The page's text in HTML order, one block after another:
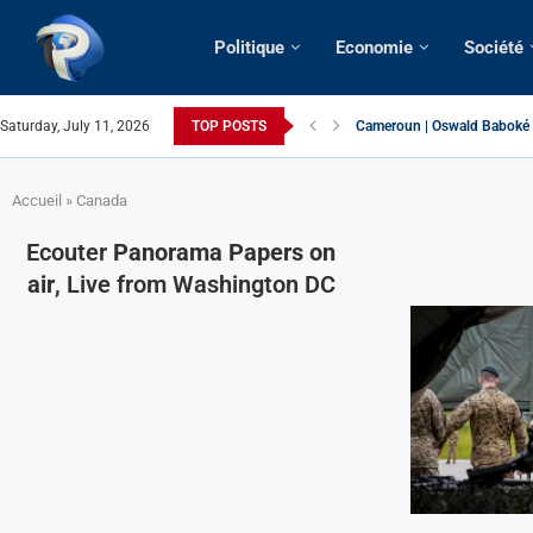
Politique Economie Société
Saturday, July 11, 2026 TOP POSTS France | Gangsterisme
Accueil » Canada
Ecouter Panorama Papers on
air, Live from Washington DC